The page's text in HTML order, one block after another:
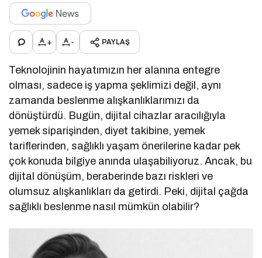
+ - PAYLAŞ
Teknolojinin hayatımızın her alanına entegre
olması, sadece iş yapma şeklimizi değil, aynı
zamanda beslenme alışkanlıklarımızı da
dönüştürdü. Bugün, dijital cihazlar aracılığıyla
yemek siparişinden, diyet takibine, yemek
tariflerinden, sağlıklı yaşam önerilerine kadar pek
çok konuda bilgiye anında ulaşabiliyoruz. Ancak, bu
dijital dönüşüm, beraberinde bazı riskleri ve
olumsuz alışkanlıkları da getirdi. Peki, dijital çağda
sağlıklı beslenme nasıl mümkün olabilir?